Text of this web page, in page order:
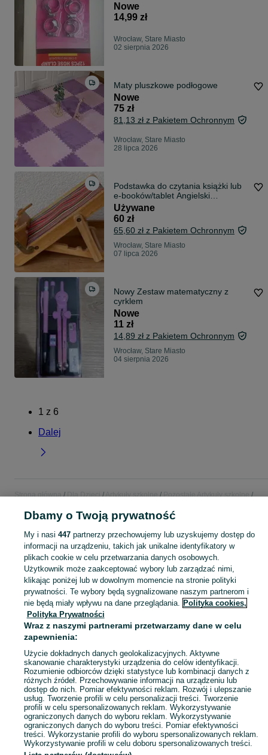
Nowe
14,99 zł
Wrocław, Stare Miasto
02 sierpnia 2026
Maty pluszkowe podłogowe
Nowe
75 zł
81,13 zł z Pakietem Ochronnym
Wrocław, Stare Miasto
28 lipca 2026
Podstawka do czytania książki lub
e-booków/tablet Angielski
producent.
Używane
60 zł
65,60 zł z Pakietem Ochronnym
Wrocław, Stare Miasto
07 lipca 2026
Nowy Zestaw matematyczny z
cyrklem
Nowe
11 zł
14,89 zł z Pakietem Ochronnym
Wrocław, Stare Miasto
04 sierpnia 2026
1 z 6
Dalej
Strona główna Dla Dzieci Artykuły szkolne
Pozostałe Artykuły szkolne
Wrocław
Pozostałe Artykuły szkolne - Stare Miasto
KATEGORIA
bidon szkolny,worek na obuwie,śniadaniówka szkolna Zobacz
Mapa kategorii
Mapa miejscowości
Mapa ministron
Popularne wyszukiwania
Dbamy o Twoją prywatność
My i nasi 447partnerzy przechowujemy lub uzyskujemy dostęp do
informacji na urządzeniu, takich jak unikalne identyfikatory w
plikach cookie w celu przetwarzania danych osobowych.
Użytkownik może zaakceptować wybory lub zarządzać nimi,
klikając poniżej lub w dowolnym momencie na stronie polityki
prywatności. Te wybory będą sygnalizowane naszym partnerom i
nie będą miały wpływu na dane przeglądania. Polityka cookies,
Polityka Prywatności
Wraz z naszymi partnerami przetwarzamy dane w celu
zapewnienia:
Użycie dokładnych danych geolokalizacyjnych. Aktywne
skanowanie charakterystyki urządzenia do celów identyfikacji.
Rozumienie odbiorców dzięki statystyce lub kombinacji danych z
różnych źródeł. Przechowywanie informacji na urządzeniu lub
dostęp do nich. Pomiar efektywności reklam. Rozwój i ulepszanie
usług. Tworzenie profili w celu personalizacji treści. Tworzenie
profili w celu spersonalizowanych reklam. Wykorzystywanie
ograniczonych danych do wyboru reklam. Wykorzystywanie
ograniczonych danych do wyboru treści. Pomiar efektywności
treści. Wykorzystanie profili do wyboru spersonalizowanych reklam.
Wykorzystywanie profili w celu doboru spersonalizowanych treści.